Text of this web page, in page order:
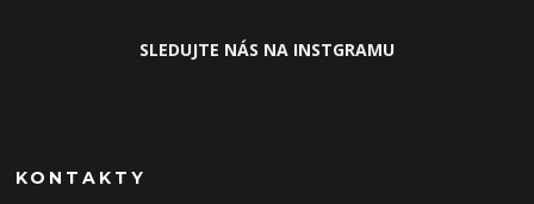
SLEDUJTE NÁS NA INSTGRAMU
KONTAKTY